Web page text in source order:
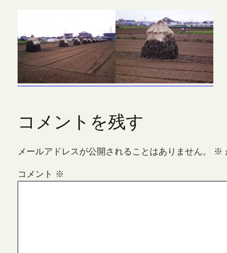
コメントを残す
メールアドレスが公開されることはありません。 ※
コメント ※